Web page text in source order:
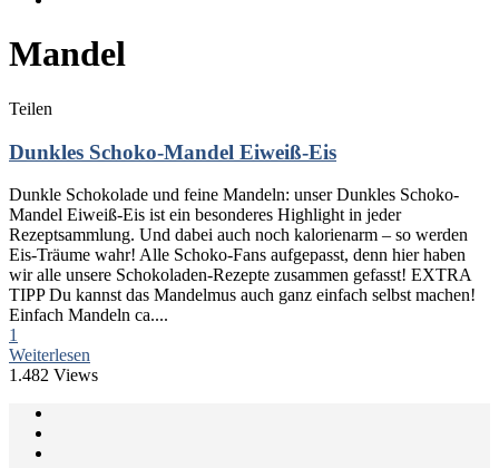
Mandel
Teilen
Dunkles Schoko-Mandel Eiweiß-Eis
Dunkle Schokolade und feine Mandeln: unser Dunkles Schoko-
Mandel Eiweiß-Eis ist ein besonderes Highlight in jeder
Rezeptsammlung. Und dabei auch noch kalorienarm – so werden
Eis-Träume wahr! Alle Schoko-Fans aufgepasst, denn hier haben
wir alle unsere Schokoladen-Rezepte zusammen gefasst! EXTRA
TIPP Du kannst das Mandelmus auch ganz einfach selbst machen!
Einfach Mandeln ca....
1
Weiterlesen
1.482 Views